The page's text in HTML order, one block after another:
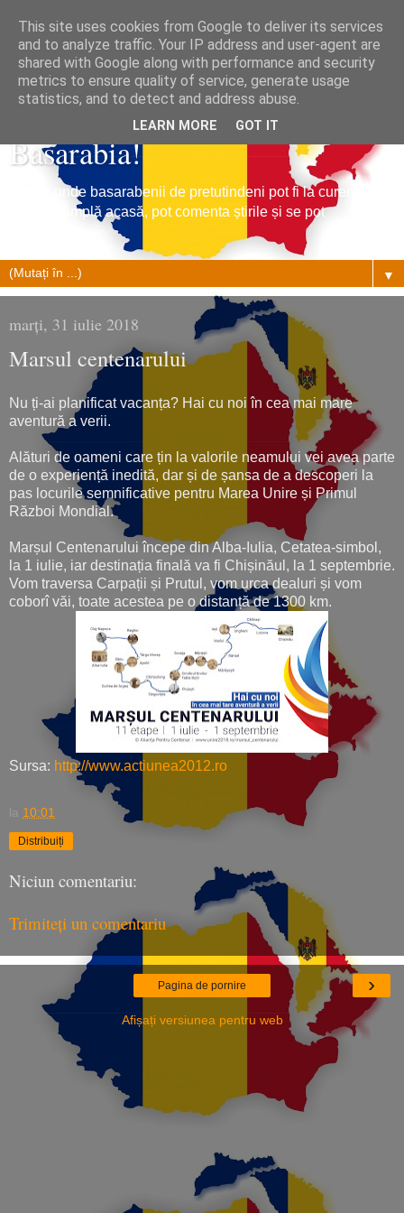
Tribuna Basarabiei, Stiri din
Basarabia!
Un loc unde basarabenii de pretutindeni pot fi la curent cu
ce se întâmplă acasă, pot comenta știrile și se pot
▼
marți, 31 iulie 2018
Marsul centenarului
Nu ți-ai planificat vacanța? Hai cu noi în cea mai mare
aventură a verii.
Alături de oameni care țin la valorile neamului vei avea parte
de o experiență inedită, dar și de șansa de a descoperi la
pas locurile semnificative pentru Marea Unire și Primul
Război Mondial.
Marșul Centenarului începe din Alba-Iulia, Cetatea-simbol,
la 1 iulie, iar destinația finală va fi Chișinăul, la 1 septembrie.
Vom traversa Carpații și Prutul, vom urca dealuri și vom
coborî văi, toate acestea pe o distanță de 1300 km.
Sursa: http://www.actiunea2012.ro
la 10:01
Distribuiți
Niciun comentariu:
Trimiteți un comentariu
›
Pagina de pornire
Afișați versiunea pentru web
This site uses cookies from Google to deliver its services
and to analyze traffic. Your IP address and user-agent are
shared with Google along with performance and security
metrics to ensure quality of service, generate usage
statistics, and to detect and address abuse.
LEARN MORE GOT IT